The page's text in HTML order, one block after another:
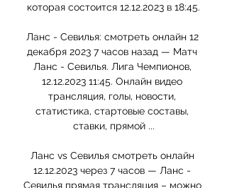
которая состоится 12.12.2023 в 18:45.
Ланс - Севилья: смотреть онлайн 12
декабря 2023 7 часов назад — Матч
Ланс - Севилья. Лига Чемпионов,
12.12.2023 11:45. Онлайн видео
трансляция, голы, новости,
статистика, стартовые составы,
ставки, прямой ...
Ланс vs Севилья смотреть онлайн
12.12.2023 через 7 часов — Ланс -
Севилья прямая трансляция – можно